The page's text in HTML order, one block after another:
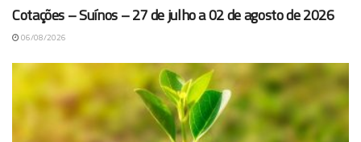
Cotações – Suínos – 27 de julho a 02 de agosto de 2026
06/08/2026